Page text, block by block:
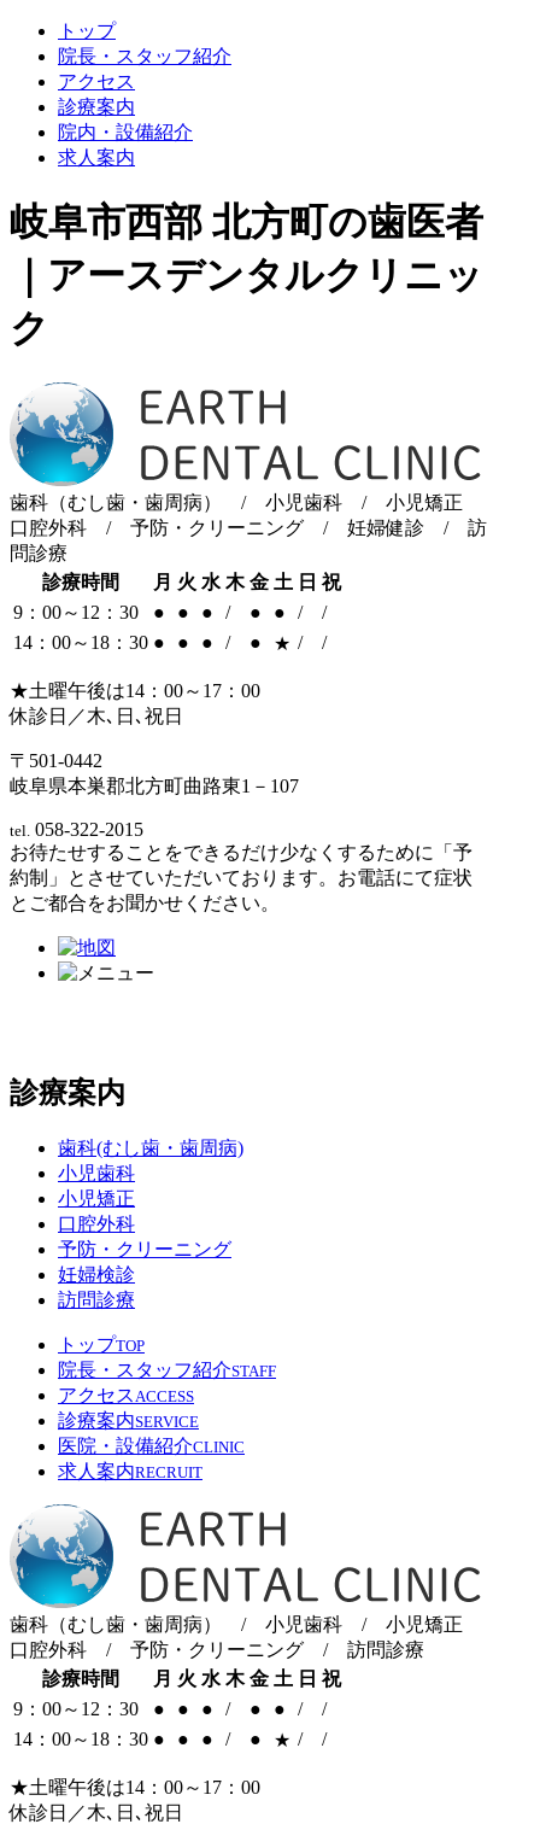
トップ
院長・スタッフ紹介
アクセス
診療案内
院内・設備紹介
求人案内
岐阜市西部 北方町の歯医者
｜アースデンタルクリニッ
ク
歯科（むし歯・歯周病） / 小児歯科 / 小児矯正
口腔外科 / 予防・クリーニング / 妊婦健診 / 訪
問診療
診療時間
月 火 水 木 金 土 日 祝
9：00～12：30
● ● ● / ● ● /
/
14：00～18：30 ● ● ● / ● ★ / /
★土曜午後は14：00～17：00
休診日／木､日､祝日
〒501-0442
岐阜県本巣郡北方町曲路東1－107
tel. 058-322-2015
お待たせすることをできるだけ少なくするために「予
約制」とさせていただいております。お電話にて症状
とご都合をお聞かせください。
診療案内
歯科(むし歯・歯周病)
小児歯科
小児矯正
口腔外科
予防・クリーニング
妊婦検診
訪問診療
トップTOP
院長・スタッフ紹介STAFF
アクセス ACCESS
診療案内SERVICE
医院・設備紹介CLINIC
求人案内RECRUIT
歯科（むし歯・歯周病） / 小児歯科 / 小児矯正
口腔外科 / 予防・クリーニング / 訪問診療
診療時間
月 火 水 木 金 土 日 祝
9：00～12：30
● ● ● / ● ● /
/
14：00～18：30 ● ● ● / ● ★ / /
★土曜午後は14：00～17：00
休診日／木､日､祝日